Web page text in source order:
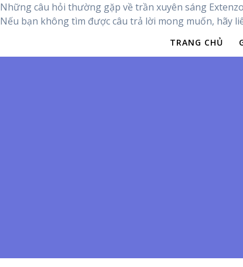
Những câu hỏi thường gặp về trần xuyên sáng
Nếu bạn không tìm được câu trả lời mong muốn, hãy
TRANG CHỦ